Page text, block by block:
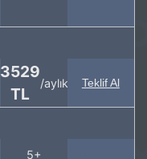
3529
TL
/aylık Teklif Al
5+